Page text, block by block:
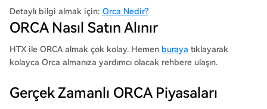
sunmayı hedefleyerek DeFi'yi kitlelere ulaştırmaktadır.
Detaylı bilgi almak için: Orca Nedir?
ORCA Nasıl Satın Alınır
HTX ile ORCA almak çok kolay. Hemen buraya tıklayarak
kolayca Orca almanıza yardımcı olacak rehbere ulaşın.
Gerçek Zamanlı ORCA Piyasaları